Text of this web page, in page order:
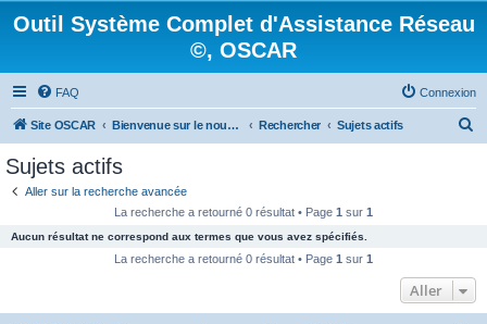
Outil Système Complet d'Assistance Réseau
©, OSCAR
FAQ Connexion
Site OSCAR Bienvenue sur le nouveau forum OSCAR Rechercher Sujets actifs
c
Sujets actifs
Aller sur la recherche avancée
La recherche a retourné 0 résultat • Page 1 sur 1
Aucun résultat ne correspond aux termes que vous avez spécifiés.
La recherche a retourné 0 résultat • Page 1 sur 1
Aller